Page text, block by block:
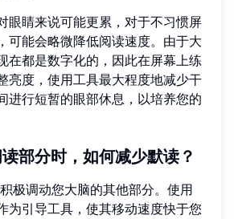
眼睛来说可能更累，对于不习惯屏
可能会略微降低阅读速度。由于大
在都是数字化的，因此在屏幕上练
亮度，使用工具最大程度地减少干
进行短暂的眼部休息，以培养您的
部分时，如何减少默读？
积极调动您大脑的其他部分。使用
为引导工具，使其移动速度快于您